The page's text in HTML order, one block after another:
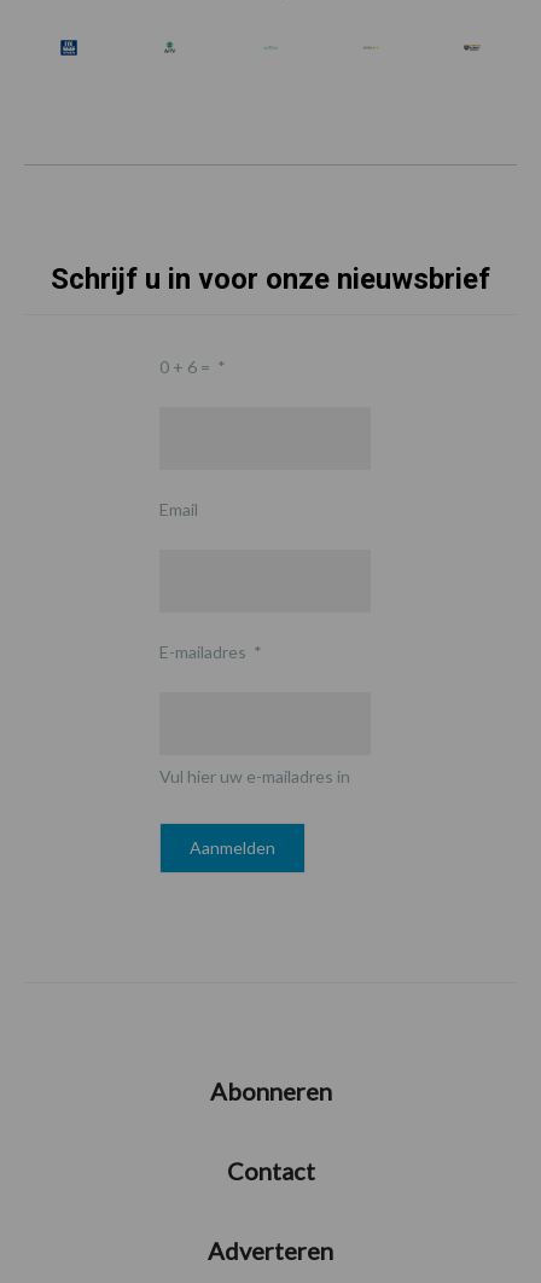
Schrijf u in voor onze nieuwsbrief
0 + 6 = *
Email
E-mailadres *
Vul hier uw e-mailadres in
Abonneren
Contact
Adverteren